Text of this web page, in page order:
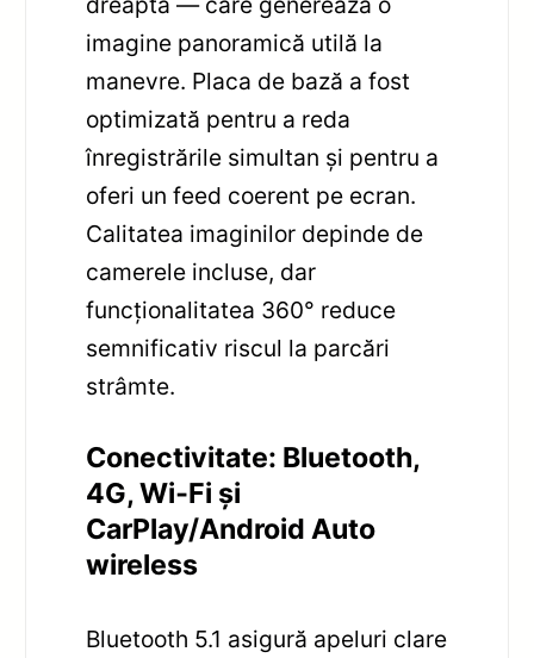
imagine panoramică utilă la
manevre. Placa de bază a fost
optimizată pentru a reda
înregistrările simultan și pentru a
oferi un feed coerent pe ecran.
Calitatea imaginilor depinde de
camerele incluse, dar
funcționalitatea 360° reduce
semnificativ riscul la parcări
strâmte.
Conectivitate: Bluetooth,
4G, Wi‑Fi și
CarPlay/Android Auto
wireless
Bluetooth 5.1 asigură apeluri clare